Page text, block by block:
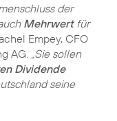
der
Mehrwert für
Empey, CFO
AG.
„Sie sollen
Dividende
seine